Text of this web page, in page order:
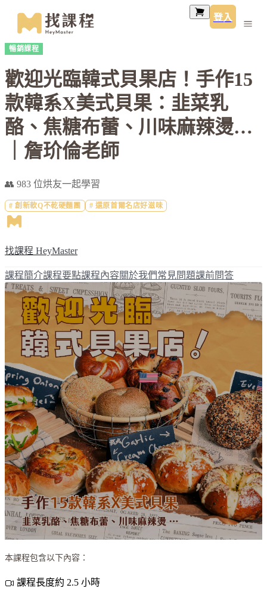
登入
暢銷課程
歡迎光臨韓式貝果店！手作15
款韓系X美式貝果：韭菜乳
酪、焦糖布蕾、川味麻辣燙…
｜詹玠倫老師
👥 983 位烘友一起學習
#創新軟Q不乾硬麵團 # 還原首爾名店好滋味
找課程 HeyMaster
課程簡介課程要點課程內容關於我們常見問題課前問答
本課程包含以下內容：
課程長度約 2.5 小時